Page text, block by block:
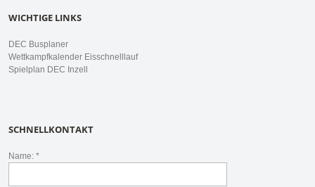
WICHTIGE LINKS
DEC Busplaner
Wettkampfkalender Eisschnelllauf
Spielplan DEC Inzell
SCHNELLKONTAKT
Name: *